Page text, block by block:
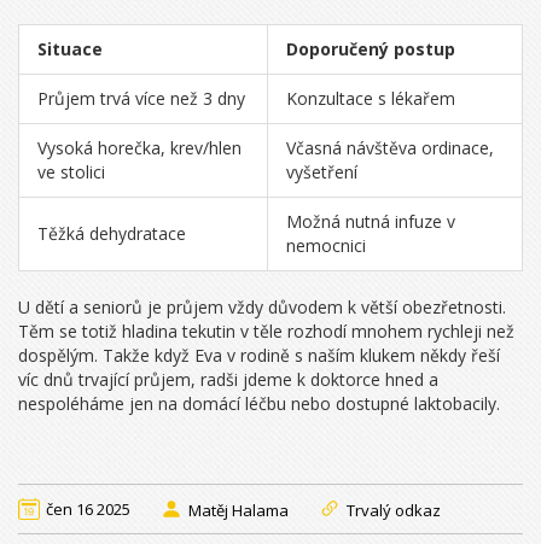
Situace Doporučený postup
Průjem trvá více než 3 dny Konzultace s lékařem
Vysoká horečka, krev/hlen
ve stolici
Včasná návštěva ordinace,
vyšetření
Těžká dehydratace
Možná nutná infuze v
nemocnici
U dětí a seniorů je průjem vždy důvodem k větší obezřetnosti.
Těm se totiž hladina tekutin v těle rozhodí mnohem rychleji než
dospělým. Takže když Eva v rodině s naším klukem někdy řeší
víc dnů trvající průjem, radši jdeme k doktorce hned a
nespoléháme jen na domácí léčbu nebo dostupné laktobacily.
čen 16 2025 Matěj Halama Trvalý odkaz